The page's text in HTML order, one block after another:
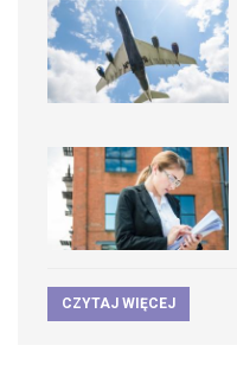
CZYTAJ WIĘCEJ